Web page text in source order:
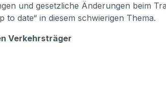
und gesetzliche Änderungen beim
to date“ in diesem schwierigen Thema.
Verkehrsträger